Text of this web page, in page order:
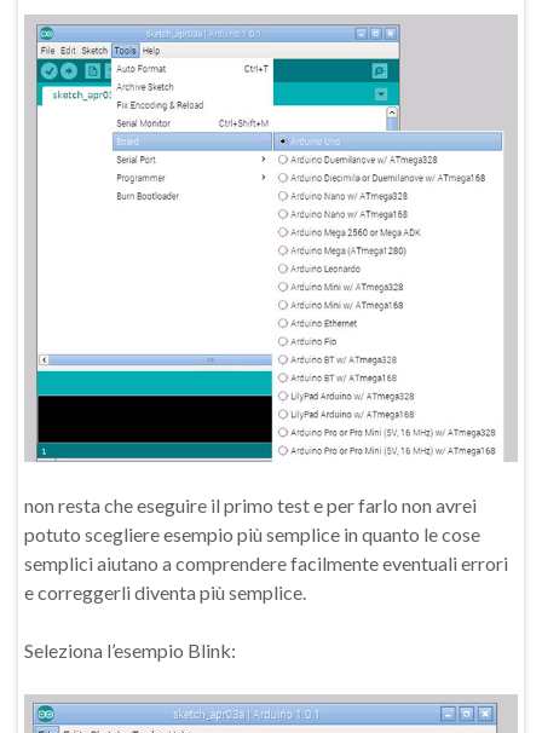
non resta che eseguire il primo test e per farlo non avrei
potuto scegliere esempio più semplice in quanto le cose
semplici aiutano a comprendere facilmente eventuali errori
e correggerli diventa più semplice.
Seleziona l’esempio Blink: